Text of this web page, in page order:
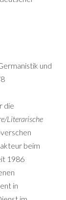
und
die
Literarische
beim
1986
in